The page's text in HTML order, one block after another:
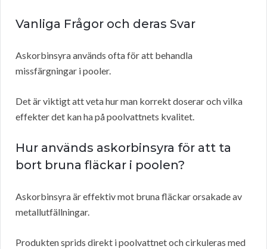
Vanliga Frågor och deras Svar
Askorbinsyra används ofta för att behandla
missfärgningar i pooler.
Det är viktigt att veta hur man korrekt doserar och vilka
effekter det kan ha på poolvattnets kvalitet.
Hur används askorbinsyra för att ta
bort bruna fläckar i poolen?
Askorbinsyra är effektiv mot bruna fläckar orsakade av
metallutfällningar.
Produkten sprids direkt i poolvattnet och cirkuleras med